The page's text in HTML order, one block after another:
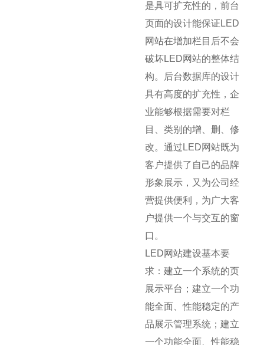
是具可扩充性的，前台
页面的设计能保证LED
网站在增加栏目后不会
破坏LED网站的整体结
构。后台数据库的设计
具有高度的扩充性，企
业能够根据需要对栏
目、类别的增、删、修
改。通过LED网站既为
客户提供了自己的品牌
形象展示，又为公司经
营提供便利，为广大客
户提供一个与交互的窗
口。
LED网站建设基本要
求：建立一个系统的页
展示平台；建立一个功
能全面、性能稳定的产
品展示管理系统；建立
一个功能全面、性能稳